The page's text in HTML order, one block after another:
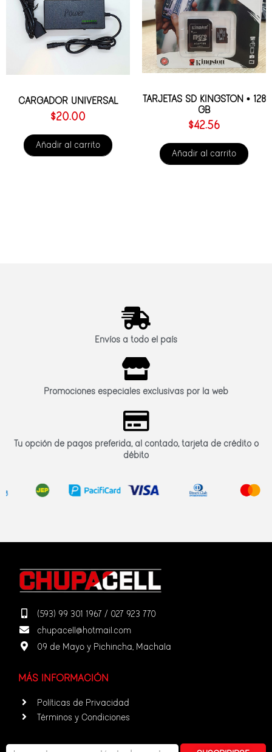
CARGADOR UNIVERSAL
$20.00
Añadir al carrito
TARJETAS SD KINGSTON • 128
GB
$42.56
Añadir al carrito
Envíos a todo el país
Promociones especiales exclusivas por la web
Tu opción de pagos preferida, al contado, tarjeta de crédito o
débito
(593) 99 301 1967 / 027 923 770
chupacell@hotmail.com
09 de Mayo y Pichincha, Machala
MÁS INFORMACIÓN
Políticas de Privacidad
Términos y Condiciones